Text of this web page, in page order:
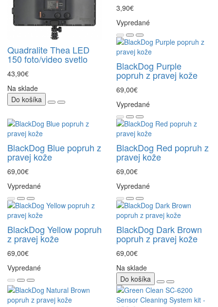
Quadralite Thea LED
150 foto/video svetlo
43,90€
Na sklade
Do košíka
3,90€
Vypredané
BlackDog Purple
popruh z pravej kože
69,00€
Vypredané
BlackDog Blue popruh z
pravej kože
69,00€
Vypredané
BlackDog Red popruh z
pravej kože
69,00€
Vypredané
BlackDog Yellow popruh
z pravej kože
69,00€
Vypredané
BlackDog Dark Brown
popruh z pravej kože
69,00€
Na sklade
Do košíka